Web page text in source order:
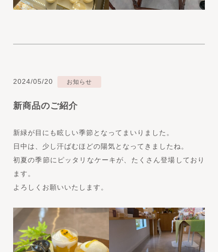
2024/05/20 お知らせ
新商品のご紹介
新緑が目にも眩しい季節となってまいりました。
日中は、少し汗ばむほどの陽気となってきましたね。
初夏の季節にピッタリなケーキが、たくさん登場しており
ます。
よろしくお願いいたします。